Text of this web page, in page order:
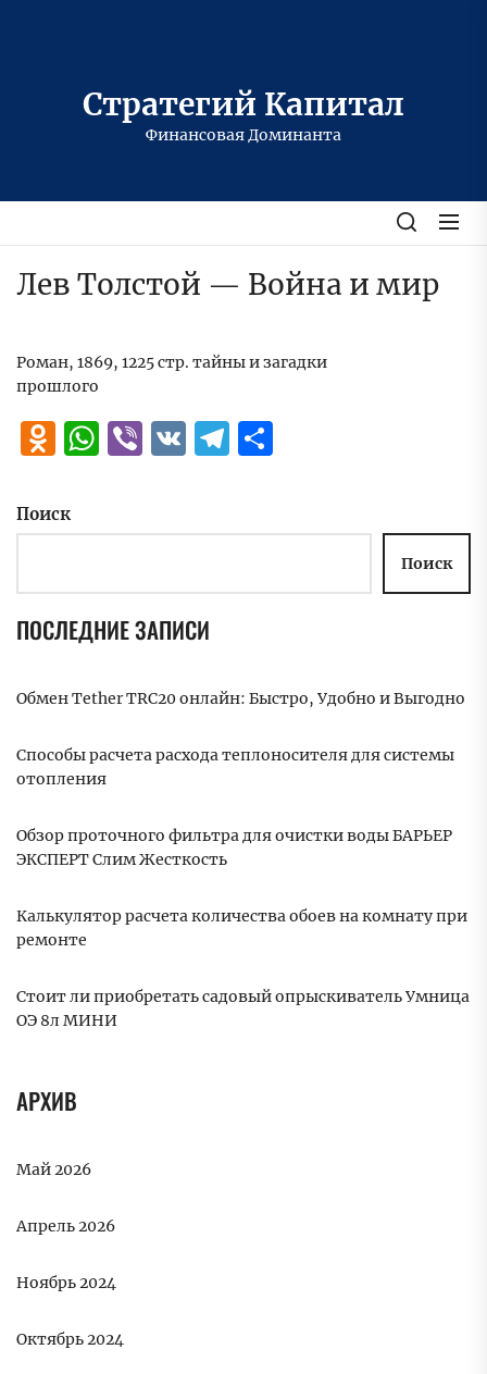
Стратегий Капитал
Финансовая Доминанта
Лев Толстой — Война и мир
Роман, 1869, 1225 стр. тайны и загадки
прошлого
Odnoklassniki
WhatsApp
Viber
VK Telegram
Поиск
Поиск
ПОСЛЕДНИЕ ЗАПИСИ
Обмен Tether TRC20 онлайн: Быстро, Удобно и Выгодно
Способы расчета расхода теплоносителя для системы
отопления
Обзор проточного фильтра для очистки воды БАРЬЕР
ЭКСПЕРТ Слим Жесткость
Калькулятор расчета количества обоев на комнату при
ремонте
Стоит ли приобретать садовый опрыскиватель Умница
ОЭ 8л МИНИ
АРХИВ
Май 2026
Апрель 2026
Ноябрь 2024
Октябрь 2024